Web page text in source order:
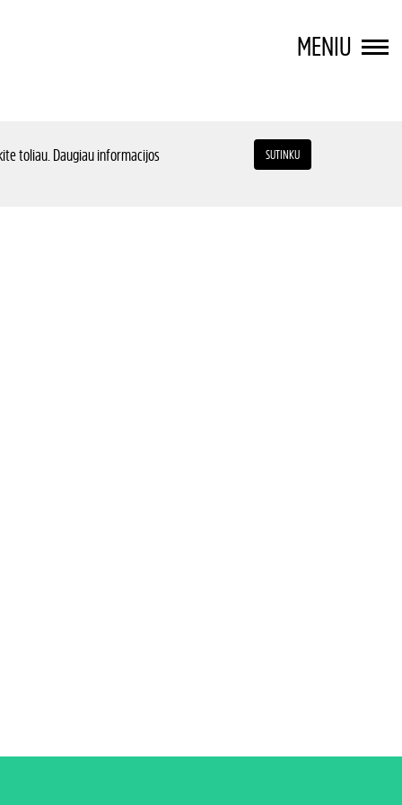
MENIU
toliau. Daugiau informacijos
SUTINKU